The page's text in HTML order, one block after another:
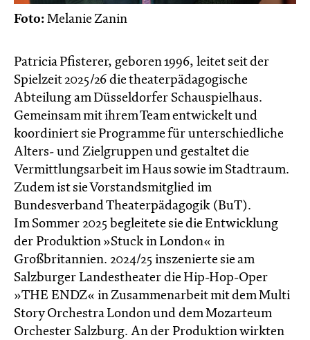
Foto: Melanie Zanin
Patricia Pfisterer, geboren 1996, leitet seit der
Spielzeit 2025/26 die theaterpädagogische
Abteilung am Düsseldorfer Schauspielhaus.
Gemeinsam mit ihrem Team entwickelt und
koordiniert sie Programme für unterschiedliche
Alters- und Zielgruppen und gestaltet die
Vermittlungsarbeit im Haus sowie im Stadtraum.
Zudem ist sie Vorstandsmitglied im
Bundesverband Theaterpädagogik (BuT).
Im Sommer 2025 begleitete sie die Entwicklung
der Produktion »Stuck in London« in
Großbritannien. 2024/25 inszenierte sie am
Salzburger Landestheater die Hip-Hop-Oper
»THE ENDZ« in Zusammenarbeit mit dem Multi
Story Orchestra London und dem Mozarteum
Orchester Salzburg. An der Produktion wirkten